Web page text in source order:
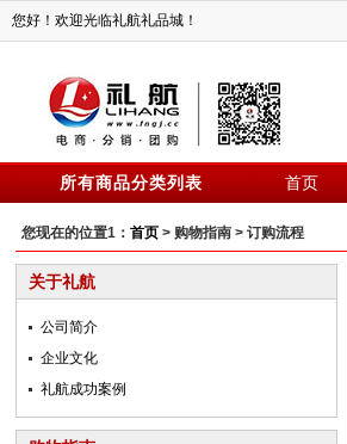
您好！欢迎光临礼航礼品城！
所有商品分类列表 首页
您现在的位置1： 首页 > 购物指南 > 订购流程
关于礼航
公司简介
企业文化
礼航成功案例